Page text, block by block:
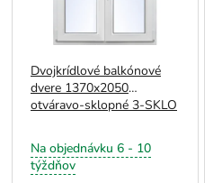
Dvojkrídlové balkónové
dvere 1370x2050
otváravo-sklopné 3-SKLO
Na objednávku 6 - 10
týždňov